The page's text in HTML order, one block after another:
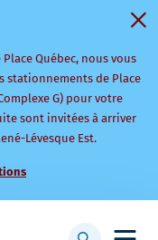
Québec, nous vous
stationnements de Place
G) pour votre
sont invitées à arriver
Lévesque Est.